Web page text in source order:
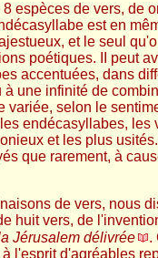
espèces de vers, de
est en
et le seul
poétiques. II peut
accentuées, dans
une infinité de
variée, selon le
endécasyllabes, les
et les plus
que rarement, à
de vers, nous
huit vers, de
Jérusalem délivrée
.
l'esprit d'agréables